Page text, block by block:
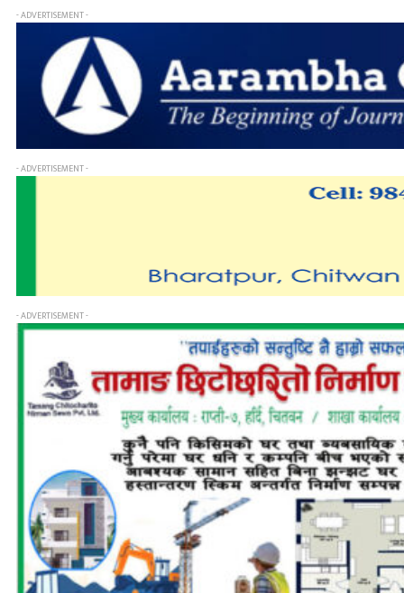
- ADVERTISEMENT -
- ADVERTISEMENT -
- ADVERTISEMENT -